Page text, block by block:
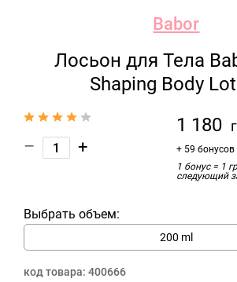
Babor
Лосьон для Тела
Shaping Body
– +
1 180
+ 59 бонусов
1 бонус = 1
следующий
Выбрать объем:
200 ml
код товара: 400666